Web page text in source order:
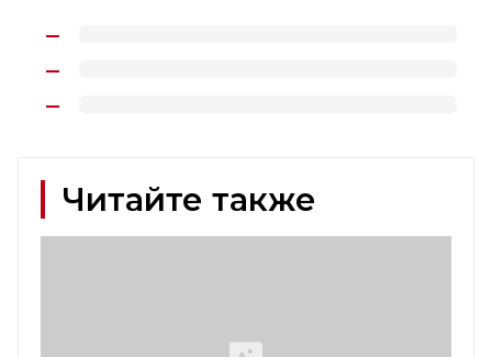
Читайте также